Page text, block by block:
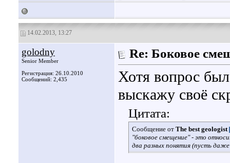
14.02.2013, 13:27
golodny
Senior Member
Регистрация: 26.10.2010
Сообщений: 2,435
Re: Боковое
Хотя вопрос
выскажу своё
Цитата:
Сообщение от The best geologist
"боковое смещение" - это
два разных понятия (пусть